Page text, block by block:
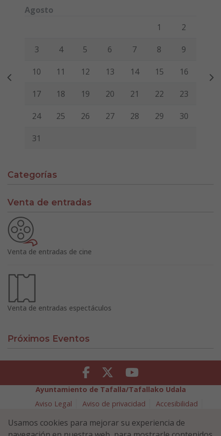
Agosto
Viernes Sábado
1 2
3 4 5 6 7 8 9
10 11 12 13 14 15 16
17 18 19 20 21 22 23
24 25 26 27 28 29 30
31
Categorías
Venta de entradas
Venta de entradas de cine
Venta de entradas espectáculos
Próximos Eventos
Facebook Twitter Youtube
Ayuntamiento de Tafalla/Tafallako Udala
Aviso Legal
Aviso de privacidad
Accesibilidad
Política de Seguridad de la Información
Usamos cookies para mejorar su experiencia de